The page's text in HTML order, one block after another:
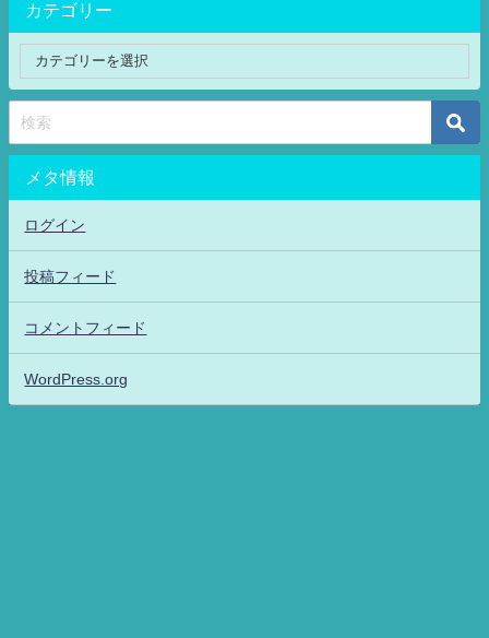
カテゴリー
メタ情報
ログイン
投稿フィード
コメントフィード
WordPress.org